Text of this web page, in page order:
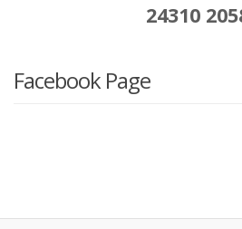
24310
Facebook Page